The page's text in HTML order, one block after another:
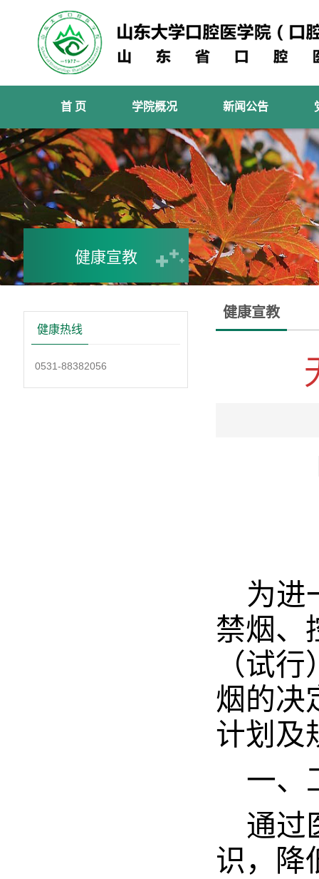
首 页 学院概况 新闻公告
健康宣教
健康热线
0531-88382056
健康宣教
为进
禁烟、
（试
烟的决
计划及
一、
通过
识，降